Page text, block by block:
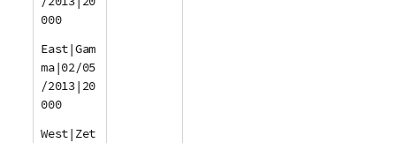
000
East|Gam
ma|02/05
/2013|20
000
West|Zet